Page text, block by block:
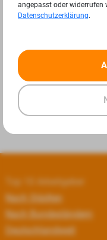
Top 10 Arbeitgeber
Nach Städten
Nach Bundesländern
Deutschlandweit
angepasst oder widerrufen
Datenschutzerklärung.